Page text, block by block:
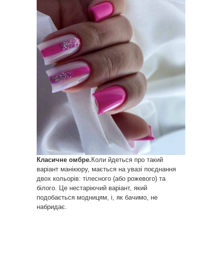
Класичне омбре.Коли йдеться про такий
варіант манікюру, мається на увазі поєднання
двох кольорів: тілесного (або рожевого) та
білого. Це нестаріючий варіант, який
подобається модницям, і, як бачимо, не
набридає.